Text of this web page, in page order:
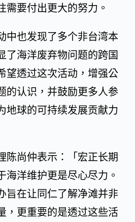
需要付出更大的努力。
中也发现了多个非台湾本
了海洋废弃物问题的跨国
望透过这次活动，增强公
的认识，并鼓励更多人参
地球的可持续发展贡献力
陈尚仲表示：「宏正长期
海洋维护更是尽心尽力。
旨在让同仁了解净滩并非
，更重要的是透过这些活